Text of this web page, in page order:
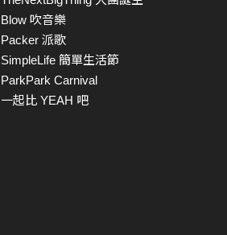
Blow 吹音樂
Packer 派歌
SimpleLife 簡單生活節
ParkPark Carnival
一起比 YEAH 吧